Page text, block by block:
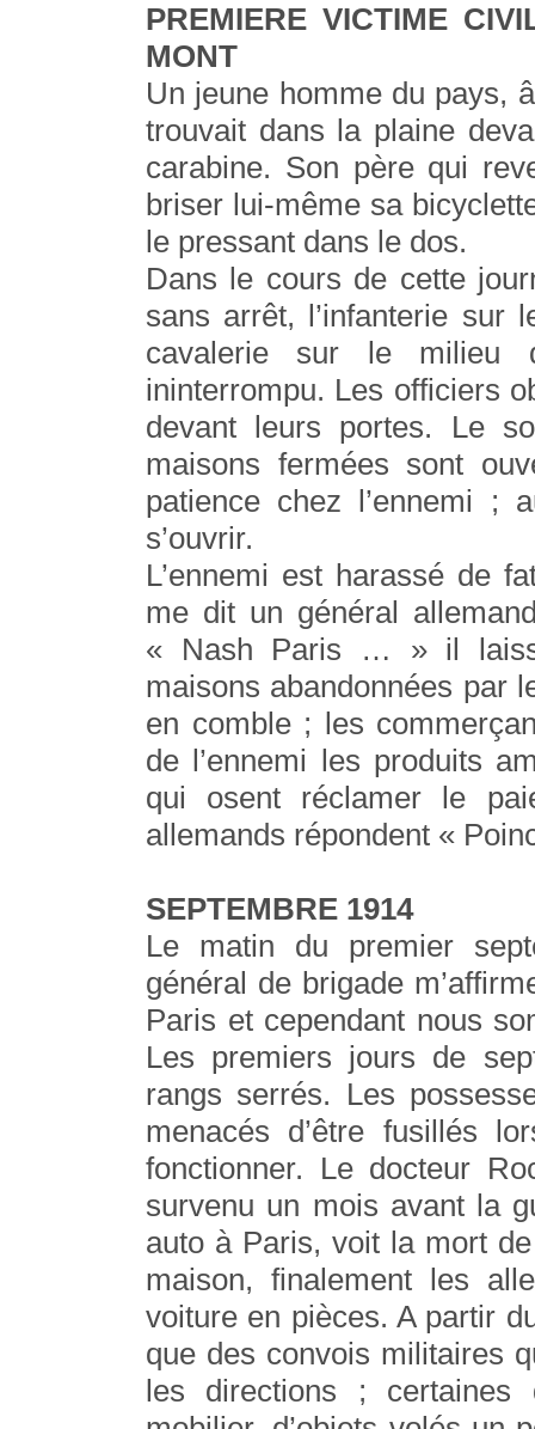
PREMIERE VICTIME
MONT
Un jeune homme du pays,
trouvait dans la plaine
carabine. Son père qui
briser lui-même sa
le pressant dans le dos.
Dans le cours de cette
sans arrêt, l’infanterie sur
cavalerie sur le milieu
ininterrompu. Les officiers
devant leurs portes. Le
maisons fermées sont
patience chez l’ennemi ;
s’ouvrir.
L’ennemi est harassé de
me dit un général
« Nash Paris … » il
maisons abandonnées par
en comble ; les
de l’ennemi les produits
qui osent réclamer le
allemands répondent «
SEPTEMBRE 1914
Le matin du premier
général de brigade
Paris et cependant nous
Les premiers jours de
rangs serrés. Les
menacés d’être fusillés
fonctionner. Le docteur
survenu un mois avant la
auto à Paris, voit la mort
maison, finalement les
voiture en pièces. A partir
que des convois militaires
les directions ;